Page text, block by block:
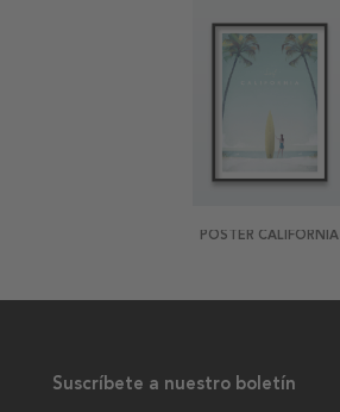
POSTER CALIFORNIA
Suscríbete a nuestro boletín